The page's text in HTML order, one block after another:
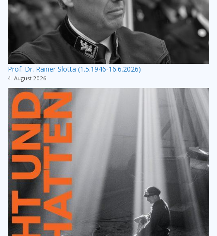
Prof. Dr. Rainer Slotta (1.5.1946-16.6.2026)
4. August 2026